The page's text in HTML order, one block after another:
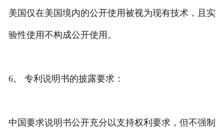
美国仅在美国境内的公开使用被视为现有技术，且实
验性使用不构成公开使用。
6。 专利说明书的披露要求：
中国要求说明书公开充分以支持权利要求，但不强制